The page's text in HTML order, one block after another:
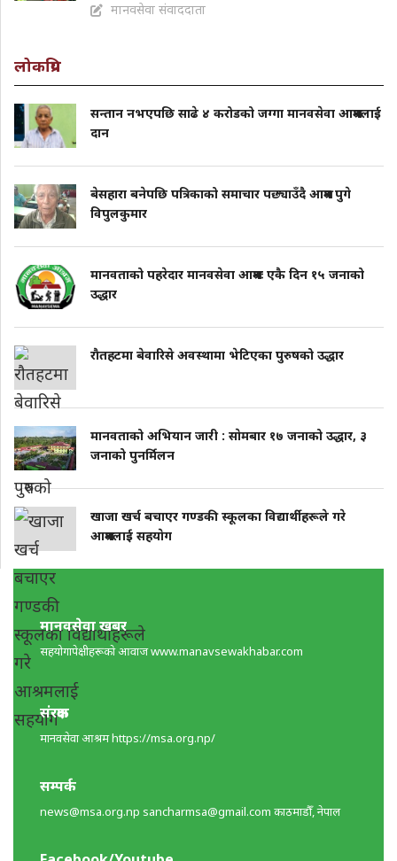
मानवसेवा संवाददाता
लोकप्रिय
सन्तान नभएपछि साढे ४ करोडको जग्गा मानवसेवा आश्रमलाई
दान
बेसहारा बनेपछि पत्रिकाको समाचार पछ्याउँदै आश्रम पुगे
विपुलकुमार
मानवताको पहरेदार मानवसेवा आश्रमः एकै दिन १५ जनाको
उद्धार
राैतहटमा बेवारिसे अवस्थामा भेटिएका पुरुषको उद्धार
मानवताको अभियान जारी : साेमबार १७ जनाको उद्धार, ३
जनाको पुनर्मिलन
खाजा खर्च बचाएर गण्डकी स्कूलका विद्यार्थीहरूले गरे
आश्रमलाई सहयाेग
मानवसेवा खबर
सहयोगापेक्षीहरूकाे आवाज www.manavsewakhabar.com
संरक्षक
मानवसेवा आश्रम https://msa.org.np/
सम्पर्क
news@msa.org.np sancharmsa@gmail.com काठमाडाैँ, नेपाल